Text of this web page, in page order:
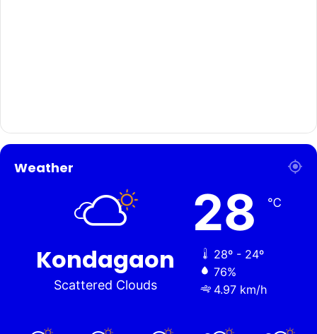
Weather
Kondagaon
Scattered Clouds
28 ℃
28º - 24º
76%
4.97 km/h